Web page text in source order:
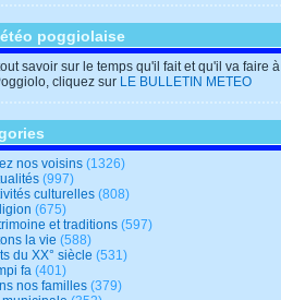
poggiolaise
savoir sur le temps qu'il fait et qu'il va faire à
cliquez sur LE BULLETIN METEO
nos voisins (1326)
(997)
culturelles (808)
(675)
et traditions (597)
la vie (588)
du XX° siècle (531)
fa (401)
nos familles (379)